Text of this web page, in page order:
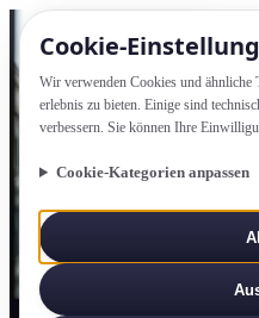
Cookie-
Wir verwenden Cookies und
erlebnis zu bieten. Einige sind
verbessern. Sie können Ihre
Cookie-Kategorien anpassen